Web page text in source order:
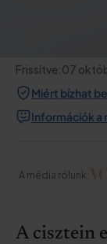
Frissítve:07
Miért bízhat
Információk a
A média rólunk:
A cisztein